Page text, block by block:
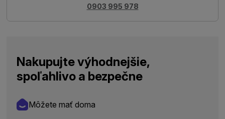
0903 995 978
Nakupujte výhodnejšie,
spoľahlivo a bezpečne
Môžete mať doma